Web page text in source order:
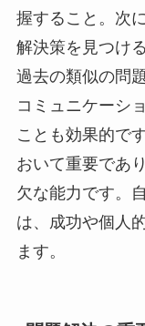
握すること。次
解決策を見つけ
過去の類似の問
コミュニケーシ
ことも効果的で
おいて重要であ
欠な能力です。
は、成功や個人
ます。